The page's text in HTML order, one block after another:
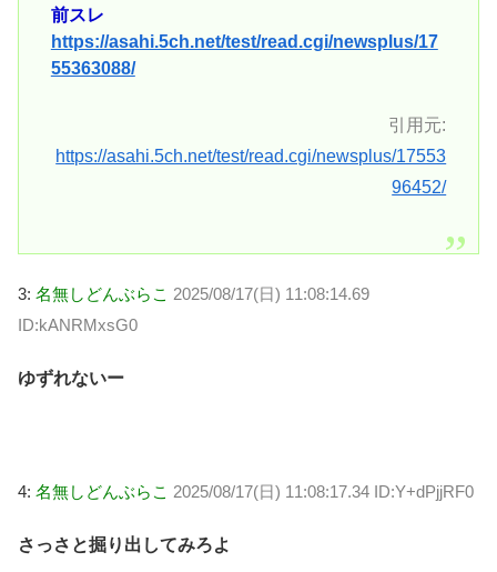
前スレ
https://asahi.5ch.net/test/read.cgi/newsplus/17
55363088/
引用元:
https://asahi.5ch.net/test/read.cgi/newsplus/17553
96452/
3: 名無しどんぶらこ 2025/08/17(日) 11:08:14.69
ID:kANRMxsG0
ゆずれないー
4: 名無しどんぶらこ 2025/08/17(日) 11:08:17.34 ID:Y+dPjjRF0
さっさと掘り出してみろよ